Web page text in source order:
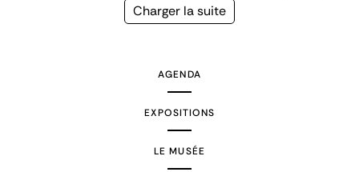
Page
Charger la suite
AGENDA
EXPOSITIONS
LE MUSÉE